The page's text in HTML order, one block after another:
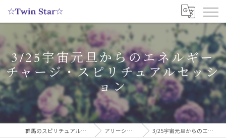
3/25宇宙元旦からのエネルギー
チャージ・スピリチュアルセッシ
ョン
群馬のスピリチュアルヒーリングサロンなら実績多数の☆Twin Star☆ アリーシャのスピリチュアルブログ 3/25宇宙元旦からのエネルギーチャージ・スピリチュアルセッション